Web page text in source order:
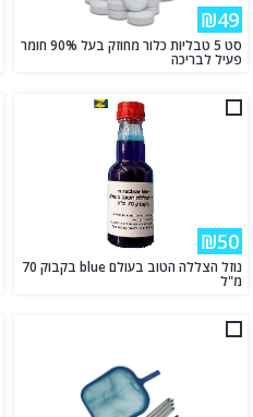
₪49
סט 5 טבליות כלור מחוזק בעל 90% חומר
פעיל לבריכה
₪50
נוזל הצללה הטוב בעולם blue בקבוק 70
מ"ל